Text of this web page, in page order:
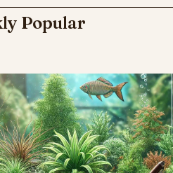
Popular